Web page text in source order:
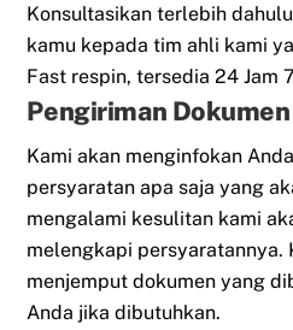
Konsultasikan terlebih
kamu kepada tim ahli kami
Fast respin, tersedia 24 Jam
Pengiriman Dokumen
Kami akan menginfokan
persyaratan apa saja yang
mengalami kesulitan kami
melengkapi persyaratannya.
menjemput dokumen yang
Anda jika dibutuhkan.